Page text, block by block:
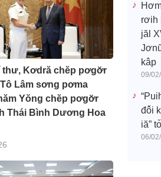
thư, Kơdră chĕp pơgơ̆r
Lâm sơng pơma
Yŏng chĕp pơgơ̆r
Thái Bình Dương Hoa
rơih
jăl
kâp
09/
đô̆i
iă”
06/